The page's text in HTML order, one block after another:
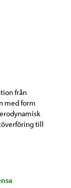
från
med form
till